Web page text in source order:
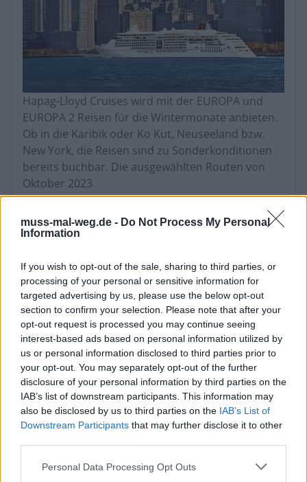
muss-mal-weg.de - Do Not Process My Personal
Information
If you wish to opt-out of the sale, sharing to third parties, or
processing of your personal or sensitive information for
targeted advertising by us, please use the below opt-out
section to confirm your selection. Please note that after your
opt-out request is processed you may continue seeing
interest-based ads based on personal information utilized by
us or personal information disclosed to third parties prior to
your opt-out. You may separately opt-out of the further
disclosure of your personal information by third parties on the
IAB’s list of downstream participants. This information may
also be disclosed by us to third parties on the IAB’s List of
Downstream Participants that may further disclose it to other
Personal Data Processing Opt Outs
Hapag-Lloyd Cruises wird mit der EUROPA und
EUROPA 2 Reisen für die Wintermonate anbieten.
Ob in die Karibik oder Ko Kut, Neuseeland bzw.
New York, die Reisen sind zu Sonderkonditionen
bereits buchbar. Die ausgewählten Routen von
Oktober 2023
Relax in Malaga getauft
Die Mein Schiff Relax wird am 9. April in Málaga
feierlich getauft. Vor der Kulisse der